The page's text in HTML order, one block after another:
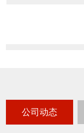
公司动态